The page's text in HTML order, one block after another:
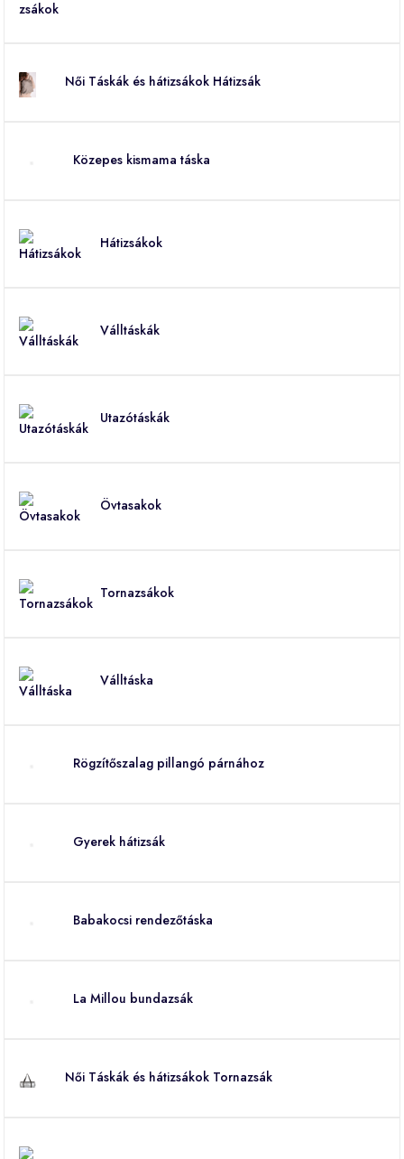
Női Táskák és hátizsákok Hátizsák
Közepes kismama táska
Hátizsákok
Válltáskák
Utazótáskák
Övtasakok
Tornazsákok
Válltáska
Rögzítőszalag pillangó párnához
Gyerek hátizsák
Babakocsi rendezőtáska
La Millou bundazsák
Női Táskák és hátizsákok Tornazsák